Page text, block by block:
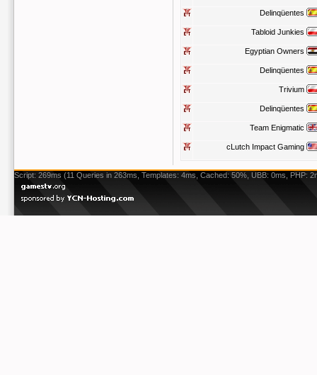
Delinqüentes
Tabloid Junkies
Egyptian Owners
Delinqüentes
Trivium
Delinqüentes
Team Enigmatic
cLutch Impact Gaming
Script: 269ms (11 Queries in 263ms, Templates: 4ms, Cached: 50%, UBB: 0ms, PHP: